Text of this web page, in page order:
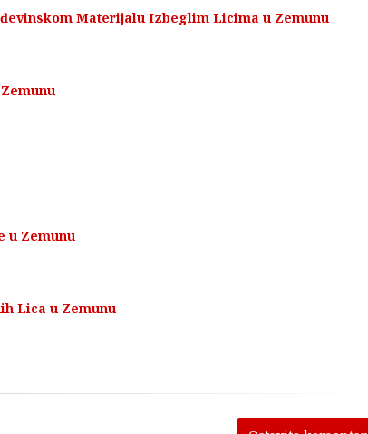
Materijalu Izbeglim Licima u Zemunu
u Zemunu
Lica u Zemunu